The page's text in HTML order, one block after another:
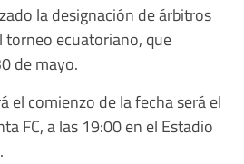
la designación de árbitros
torneo ecuatoriano, que
de mayo.
el comienzo de la fecha será el
FC, a las 19:00 en el Estadio